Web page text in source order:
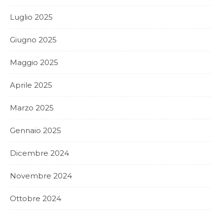
Luglio 2025
Giugno 2025
Maggio 2025
Aprile 2025
Marzo 2025
Gennaio 2025
Dicembre 2024
Novembre 2024
Ottobre 2024